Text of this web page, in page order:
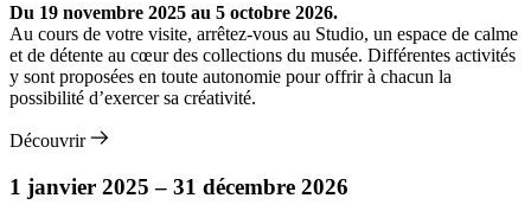
Du 19 novembre 2025 au 5 octobre 2026.
Au cours de votre visite, arrêtez-vous au Studio, un espace de calme
et de détente au cœur des collections du musée. Différentes activités
y sont proposées en toute autonomie pour offrir à chacun la
possibilité d’exercer sa créativité.
Découvrir
1 janvier 2025 – 31 décembre 2026